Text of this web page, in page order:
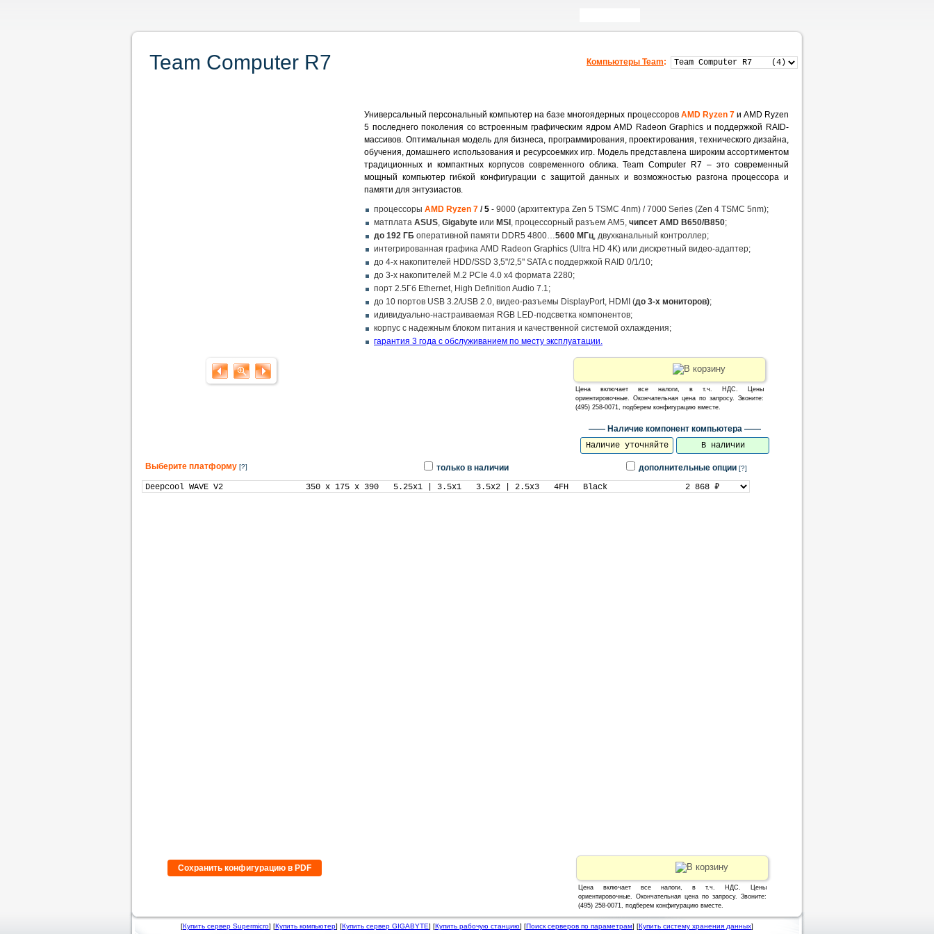
Team Computer R7 Компьютеры Team:
Универсальный персональный компьютер на базе многоядерных процессоров AMD Ryzen 7 и AMD Ryzen
5 последнего поколения со встроенным графическим ядром AMD Radeon Graphics и поддержкой RAID-
массивов. Оптимальная модель для бизнеса, программирования, проектирования, технического дизайна,
обучения, домашнего использования и ресурсоемких игр. Модель представлена широким ассортиментом
традиционных и компактных корпусов современного облика. Team Computer R7 – это современный
мощный компьютер гибкой конфигурации с защитой данных и возможностью разгона процессора и
памяти для энтузиастов.
процессоры AMD Ryzen 7 /5 - 9000 (архитектура Zen 5 TSMC 4nm) / 7000 Series (Zen 4 TSMC 5nm);
матплата ASUS, Gigabyte или MSI , процессорный разъем AM5, чипсет AMD B650/B850;
до 192 ГБ оперативной памяти DDR5 4800…5600 МГц, двухканальный контроллер;
интегрированная графика AMD Radeon Graphics (Ultra HD 4K) или дискретный видео-адаптер;
до 4-х накопителей HDD/SSD 3,5"/2,5" SATA с поддержкой RAID 0/1/10;
до 3-x накопителей M.2 PCIe 4.0 x4 формата 2280;
порт 2.5Гб Ethernet, High Definition Audio 7.1;
до 10 портов USB 3.2/USB 2.0, видео-разъемы DisplayPort, HDMI (до 3-х мониторов);
идивидуально-настраиваемая RGB LED-подсветка компонентов;
корпус с надежным блоком питания и качественной системой охлаждения;
гарантия 3 года с обслуживанием по месту эксплуатации.
Цена включает все налоги, в т.ч. НДС. Цены
ориентировочные. Окончательная цена по запросу. Звоните:
(495) 258-0071, подберем конфигурацию вместе.
—— Наличие компонент компьютера ——
Наличие уточняйте
В наличии
Выберите платформу [?] только в наличии дополнительные опции [?]
Цена включает все налоги, в т.ч. НДС. Цены
ориентировочные. Окончательная цена по запросу. Звоните:
(495) 258-0071, подберем конфигурацию вместе.
Сохранить конфигурацию в PDF
[Купить сервер Supermicro] [Купить компьютер] [Купить сервер GIGABYTE] [Купить рабочую станцию] [Поиск серверов по параметрам] [Купить систему хранения данных]